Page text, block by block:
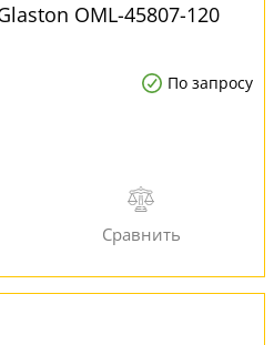
OML-45807-120
По запросу